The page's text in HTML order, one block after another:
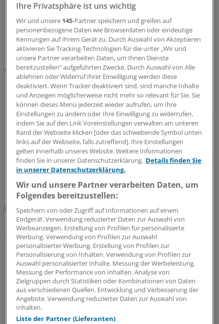
wegen Zeitmangels und zu umfangreicher Dokumente
deutlichen Verbesserungsbedarf.
03.08.2026
Juli-Sitzung des CHMP
Acht Pharma-Innovationen auf der Zielgeraden
zur EU-Zulassung
Neue Ansätze gegen zu hohe Cholesterinwerte bildeten
einen Schwerpunkt der jüngsten Experten-Begutachtung
bei der EMA: Auch gab es Zulassungsempfehlungen für
Wirkstoffe gegen Plaque-Psoriasis, primäre biliäre
Cholangitis, COVID-19, AMD und zerebrale
Adrenoleukodystrophie.
24.07.2026
Praxislandschaft 2040
Studie: In welchen Regionen mittelfristig die
größten Hausarztlücken drohen
Laut einer aktuellen Projektion im Auftrag der Robert
Bosch Stiftung ist – wenn nicht gegengesteuert wird –
ein Drittel der bundesdeutschen Landkreise auf längere
Sicht von hausärztlicher Unterversorgung betroffen.
Andernorts deuten die Zeichen auch vielfach auf
Überversorgung.
21.07.2026
Ihre Privatsphäre ist uns wichtig
Wir und unsere 145-Partner speichern und greifen auf
personenbezogene Daten wie Browserdaten oder eindeutige
Kennungen auf Ihrem Gerät zu. Durch Auswahl von Akzeptieren
aktivieren Sie Tracking-Technologien für die unter „Wir und
unsere Partner verarbeiten Daten, um Ihnen Dienste
bereitzustellen“ aufgeführten Zwecke. Durch Auswahl von Alle
ablehnen oder Widerruf Ihrer Einwilligung werden diese
deaktiviert. Wenn Tracker deaktiviert sind, sind manche Inhalte
und Anzeigen möglicherweise nicht mehr so relevant für Sie. Sie
können dieses Menü jederzeit wieder aufrufen, um Ihre
Einstellungen zu ändern oder Ihre Einwilligung zu widerrufen,
indem Sie auf den Link Voreinstellungen verwalten am unteren
Rand der Webseite klicken [oder das schwebende Symbol unten
links auf der Webseite, falls zutreffend]. Ihre Einstellungen
gelten innerhalb unseres Website. Weitere Informationen
finden Sie in unserer Datenschutzerklärung. Details finden Sie
in unserer Datenschutzerklärung.
Wir und unsere Partner verarbeiten Daten, um
Folgendes bereitzustellen:
Speichern von oder Zugriff auf Informationen auf einem
Endgerät. Verwendung reduzierter Daten zur Auswahl von
Werbeanzeigen. Erstellung von Profilen für personalisierte
Werbung. Verwendung von Profilen zur Auswahl
personalisierter Werbung. Erstellung von Profilen zur
Personalisierung von Inhalten. Verwendung von Profilen zur
Auswahl personalisierter Inhalte. Messung der Werbeleistung.
Messung der Performance von Inhalten. Analyse von
Zielgruppen durch Statistiken oder Kombinationen von Daten
aus verschiedenen Quellen. Entwicklung und Verbesserung der
Angebote. Verwendung reduzierter Daten zur Auswahl von
Inhalten.
Liste der Partner (Lieferanten)